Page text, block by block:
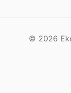
© 2026